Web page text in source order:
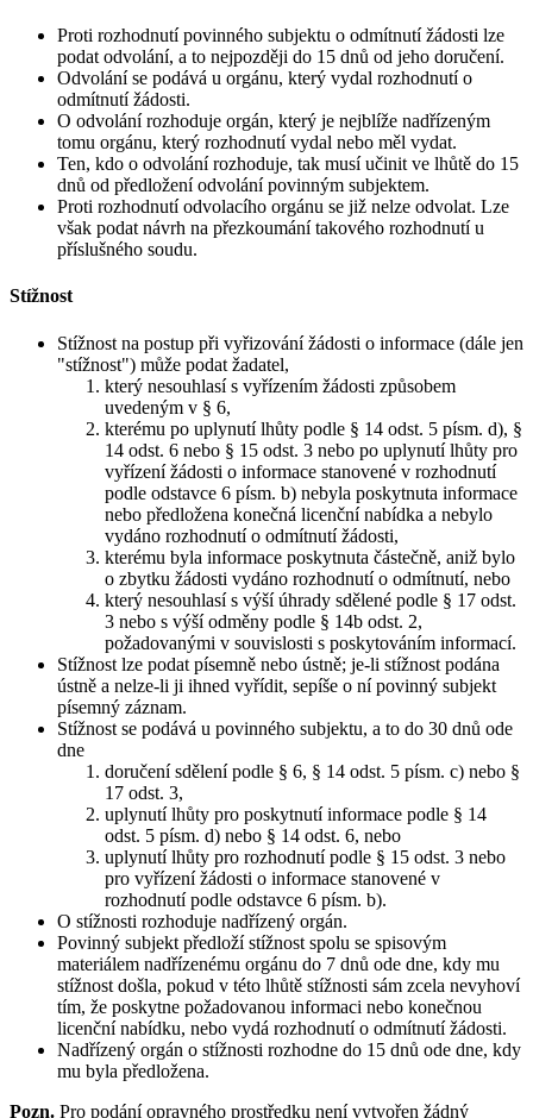
Proti rozhodnutí povinného subjektu o odmítnutí žádosti lze
podat odvolání, a to nejpozději do 15 dnů od jeho doručení.
Odvolání se podává u orgánu, který vydal rozhodnutí o
odmítnutí žádosti.
O odvolání rozhoduje orgán, který je nejblíže nadřízeným
tomu orgánu, který rozhodnutí vydal nebo měl vydat.
Ten, kdo o odvolání rozhoduje, tak musí učinit ve lhůtě do 15
dnů od předložení odvolání povinným subjektem.
Proti rozhodnutí odvolacího orgánu se již nelze odvolat. Lze
však podat návrh na přezkoumání takového rozhodnutí u
příslušného soudu.
Stížnost
Stížnost na postup při vyřizování žádosti o informace (dále jen
"stížnost") může podat žadatel,
který nesouhlasí s vyřízením žádosti způsobem
uvedeným v § 6,
kterému po uplynutí lhůty podle § 14 odst. 5 písm. d), §
14 odst. 6 nebo § 15 odst. 3 nebo po uplynutí lhůty pro
vyřízení žádosti o informace stanovené v rozhodnutí
podle odstavce 6 písm. b) nebyla poskytnuta informace
nebo předložena konečná licenční nabídka a nebylo
vydáno rozhodnutí o odmítnutí žádosti,
kterému byla informace poskytnuta částečně, aniž bylo
o zbytku žádosti vydáno rozhodnutí o odmítnutí, nebo
který nesouhlasí s výší úhrady sdělené podle § 17 odst.
3 nebo s výší odměny podle § 14b odst. 2,
požadovanými v souvislosti s poskytováním informací.
Stížnost lze podat písemně nebo ústně; je-li stížnost podána
ústně a nelze-li ji ihned vyřídit, sepíše o ní povinný subjekt
písemný záznam.
Stížnost se podává u povinného subjektu, a to do 30 dnů ode
dne
doručení sdělení podle § 6, § 14 odst. 5 písm. c) nebo §
17 odst. 3,
uplynutí lhůty pro poskytnutí informace podle § 14
odst. 5 písm. d) nebo § 14 odst. 6, nebo
uplynutí lhůty pro rozhodnutí podle § 15 odst. 3 nebo
pro vyřízení žádosti o informace stanovené v
rozhodnutí podle odstavce 6 písm. b).
O stížnosti rozhoduje nadřízený orgán.
Povinný subjekt předloží stížnost spolu se spisovým
materiálem nadřízenému orgánu do 7 dnů ode dne, kdy mu
stížnost došla, pokud v této lhůtě stížnosti sám zcela nevyhoví
tím, že poskytne požadovanou informaci nebo konečnou
licenční nabídku, nebo vydá rozhodnutí o odmítnutí žádosti.
Nadřízený orgán o stížnosti rozhodne do 15 dnů ode dne, kdy
mu byla předložena.
Pozn. Pro podání opravného prostředku není vytvořen žádný